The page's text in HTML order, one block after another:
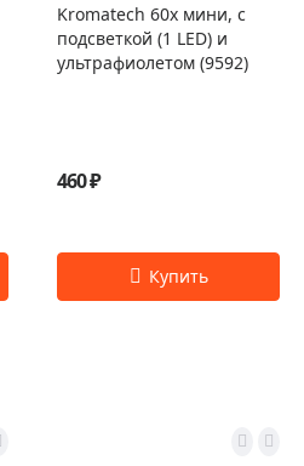
Kromatech 60x мини, с
подсветкой (1 LED) и
ультрафиолетом (9592)
460 ₽